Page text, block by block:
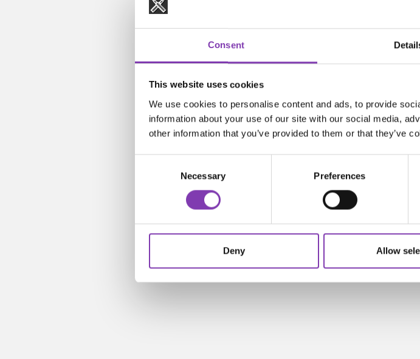
Consent
This website uses cookies
We use cookies to personalise content and ads, to provide
information about your use of our site with our social media,
other information that you’ve provided to them or that they’ve
Necessary Preferences
Deny Allow